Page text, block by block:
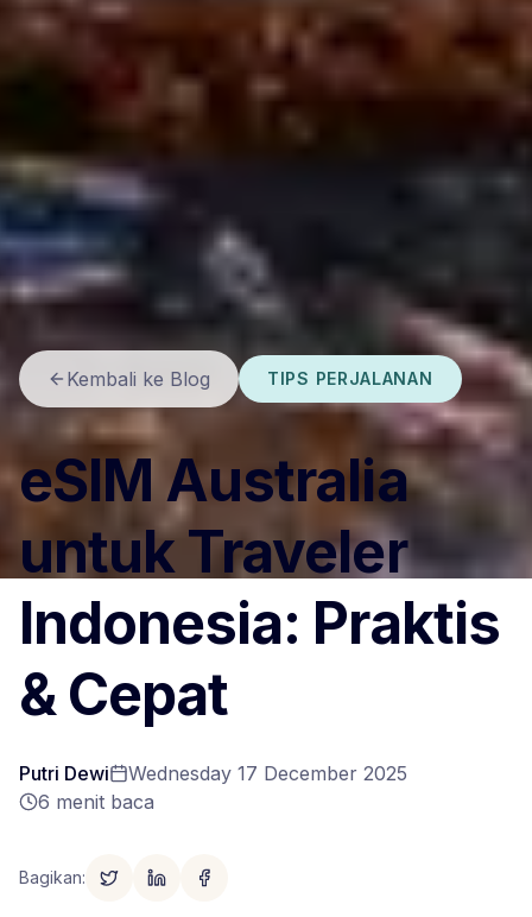
Kembali ke Blog TIPS PERJALANAN
eSIM Australia
untuk Traveler
Indonesia: Praktis
& Cepat
Putri Dewi
Wednesday 17 December 2025
6 menit baca
Bagikan: